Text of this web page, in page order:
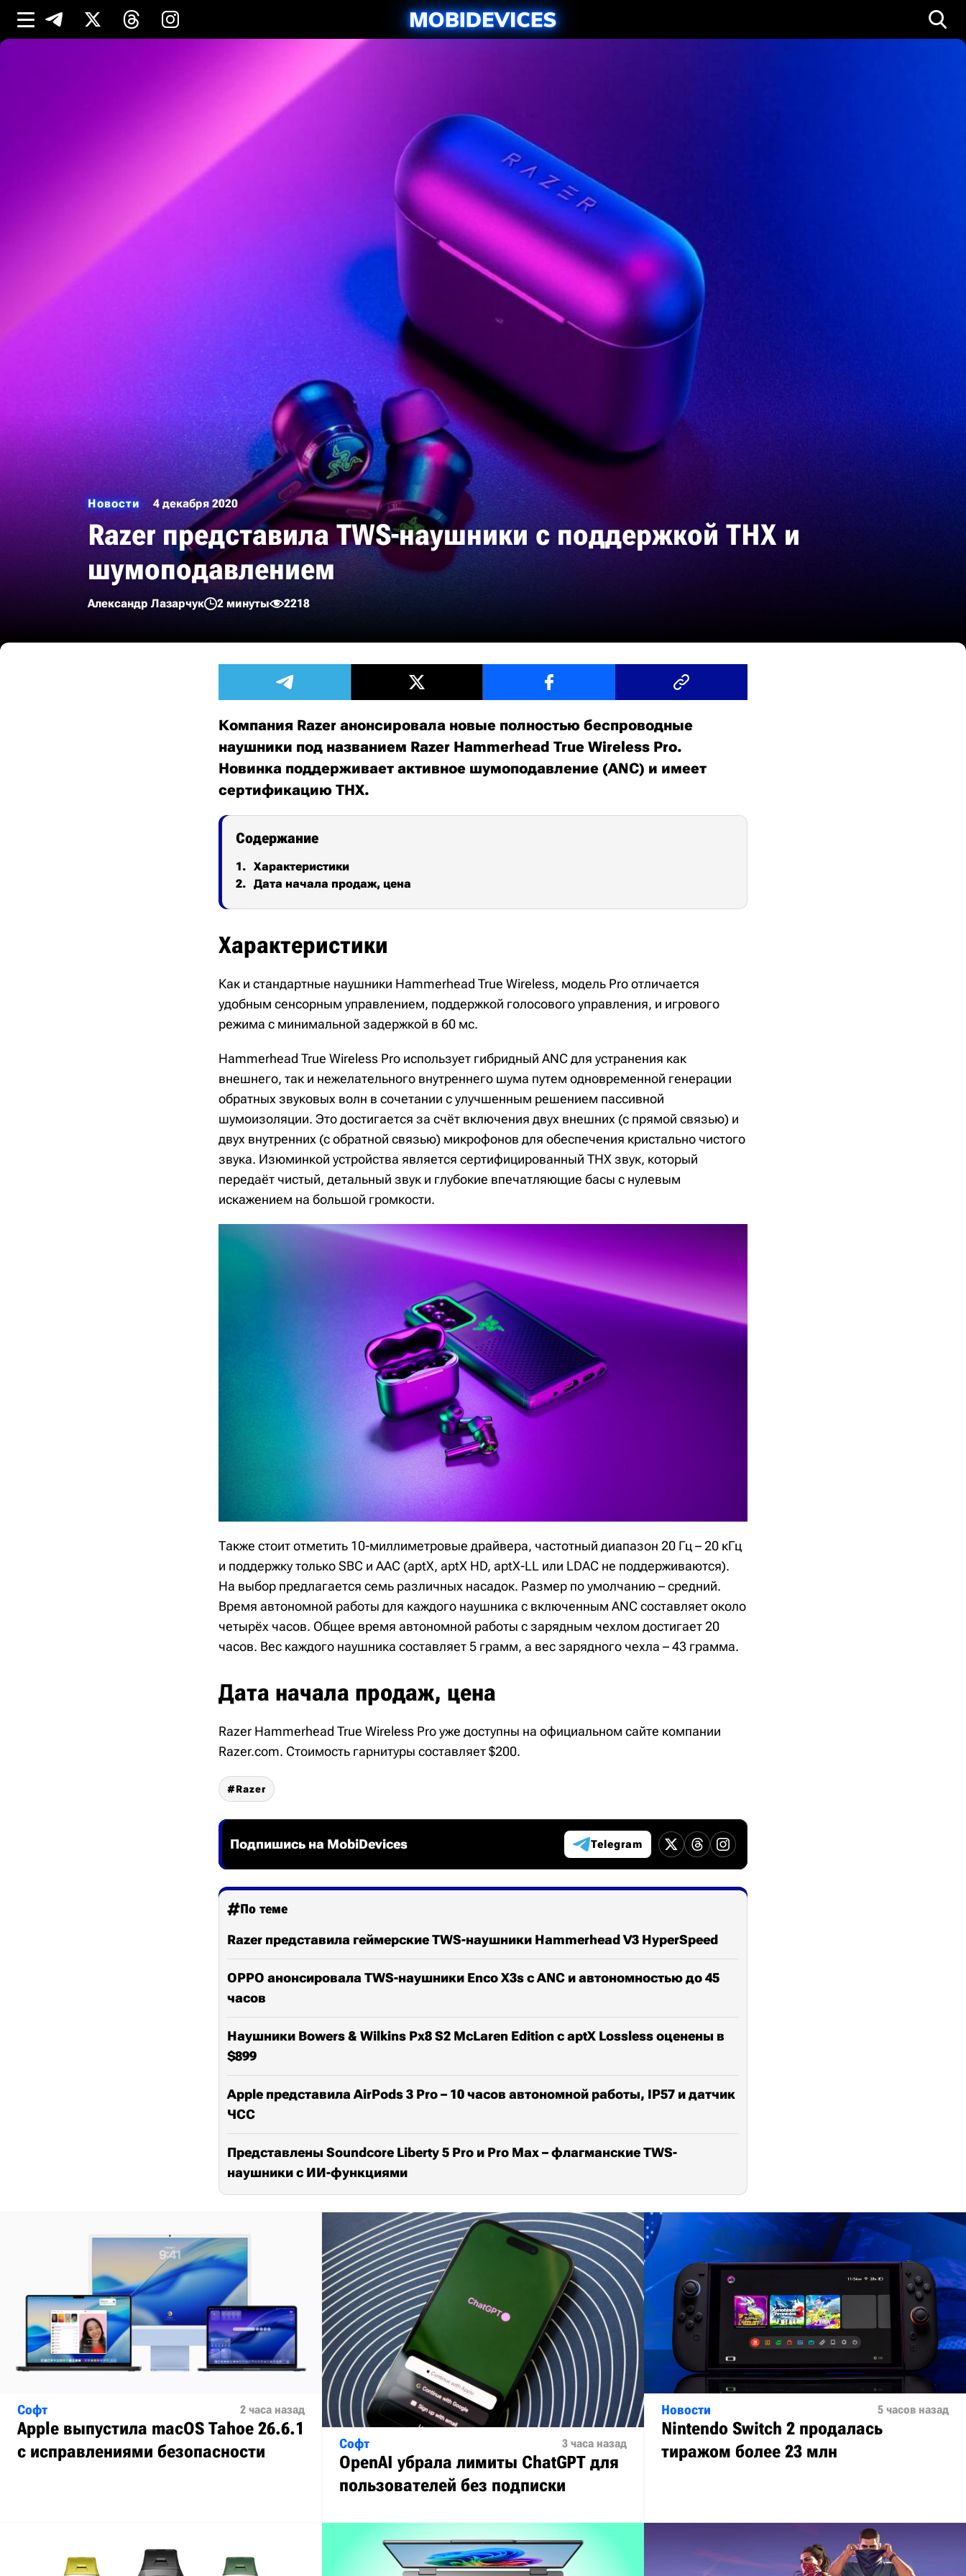
Новости 4 декабря 2020
Razer представила TWS-наушники с поддержкой THX и
шумоподавлением
Александр Лазарчук 2 минуты 2218
Компания Razer анонсировала новые полностью беспроводные
наушники под названием Razer Hammerhead True Wireless Pro.
Новинка поддерживает активное шумоподавление (ANC) и имеет
сертификацию THX.
Содержание
Характеристики
Дата начала продаж, цена
Характеристики
Как и стандартные наушники Hammerhead True Wireless, модель Pro отличается
удобным сенсорным управлением, поддержкой голосового управления, и игрового
режима с минимальной задержкой в ​​60 мс.
Hammerhead True Wireless Pro использует гибридный ANC для устранения как
внешнего, так и нежелательного внутреннего шума путем одновременной генерации
обратных звуковых волн в сочетании с улучшенным решением пассивной
шумоизоляции. Это достигается за счёт включения двух внешних (с прямой связью) и
двух внутренних (с обратной связью) микрофонов для обеспечения кристально чистого
звука. Изюминкой устройства является сертифицированный THX звук, который
передаёт чистый, детальный звук и глубокие впечатляющие басы с нулевым
искажением на большой громкости.
Также стоит отметить 10-миллиметровые драйвера, частотный диапазон 20 Гц – 20 кГц
и поддержку только SBC и AAC (aptX, aptX HD, aptX-LL или LDAC не поддерживаются).
На выбор предлагается семь различных насадок. Размер по умолчанию – средний.
Время автономной работы для каждого наушника с включенным ANC составляет около
четырёх часов. Общее время автономной работы с зарядным чехлом достигает 20
часов. Вес каждого наушника составляет 5 грамм, а вес зарядного чехла – 43 грамма.
Дата начала продаж, цена
Razer Hammerhead True Wireless Pro уже доступны на официальном сайте компании
Razer.com. Стоимость гарнитуры составляет $200.
Razer
Подпишись на MobiDevices Telegram
По теме
Razer представила геймерские TWS-наушники Hammerhead V3 HyperSpeed
OPPO анонсировала TWS-наушники Enco X3s с ANC и автономностью до 45
часов
Наушники Bowers & Wilkins Px8 S2 McLaren Edition с aptX Lossless оценены в
$899
Apple представила AirPods 3 Pro – 10 часов автономной работы, IP57 и датчик
ЧСС
Представлены Soundcore Liberty 5 Pro и Pro Max – флагманские TWS-
наушники с ИИ-функциями
Софт 2 часа назад
Apple выпустила macOS Tahoe 26.6.1
с исправлениями безопасности
Софт 3 часа назад
OpenAI убрала лимиты ChatGPT для
пользователей без подписки
Новости 5 часов назад
Nintendo Switch 2 продалась
тиражом более 23 млн